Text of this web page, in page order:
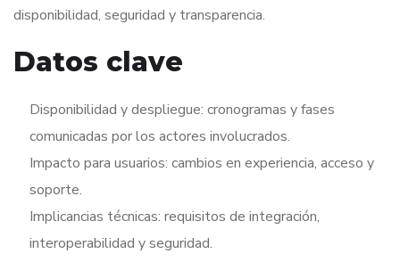
disponibilidad, seguridad y transparencia.
Datos clave
Disponibilidad y despliegue: cronogramas y fases
comunicadas por los actores involucrados.
Impacto para usuarios: cambios en experiencia, acceso y
soporte.
Implicancias técnicas: requisitos de integración,
interoperabilidad y seguridad.